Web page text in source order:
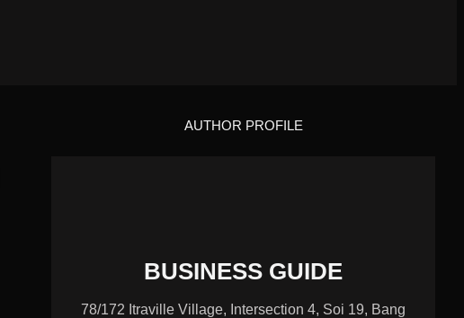
AUTHOR PROFILE
BUSINESS GUIDE
78/172 Itraville Village, Intersection 4, Soi 19, Bang